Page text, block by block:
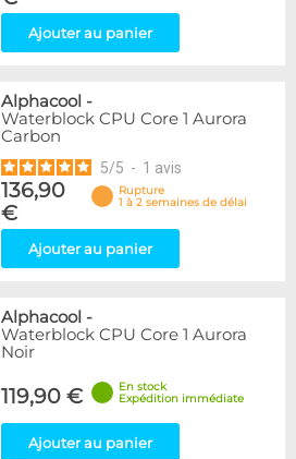
Ajouter au panier
Alphacool -
Waterblock CPU Core 1 Aurora
Carbon
5/5 - 1 avis
136,90
€
Rupture
1 à 2 semaines de délai
Ajouter au panier
Alphacool -
Waterblock CPU Core 1 Aurora
Noir
119,90 €
En stock
Expédition immédiate
Ajouter au panier